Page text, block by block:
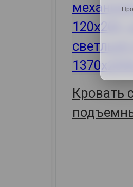
Кровать